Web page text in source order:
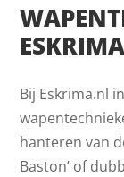
Bij Eskrima.nl
hanteren van
Baston’ of